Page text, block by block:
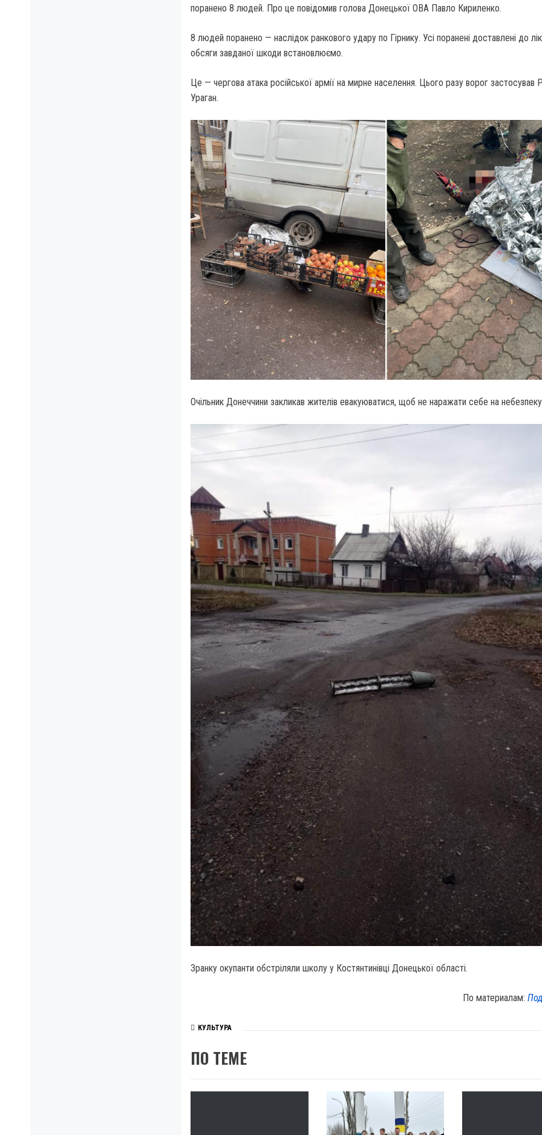
поранено 8 людей. Про це повідомив голова Донецької ОВА Павло Кириленко.
8 людей поранено — наслідок ранкового удару по Гірнику. Усі поранені доставлені до
обсяги завданої шкоди встановлюємо.
Це — чергова атака російської армії на мирне населення. Цього разу ворог застосував
Ураган.
Очільник Донеччини закликав жителів евакуюватися, щоб не наражати себе на
Зранку окупанти обстріляли школу у Костянтинівці Донецької області.
По материалам:
КУЛЬТУРА
ПО ТЕМЕ